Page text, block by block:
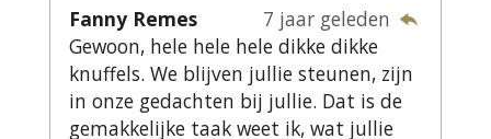
Fanny Remes
7 jaar geleden
Gewoon, hele hele hele dikke dikke
knuffels. We blijven jullie steunen, zijn
in onze gedachten bij jullie. Dat is de
gemakkelijke taak weet ik, wat jullie